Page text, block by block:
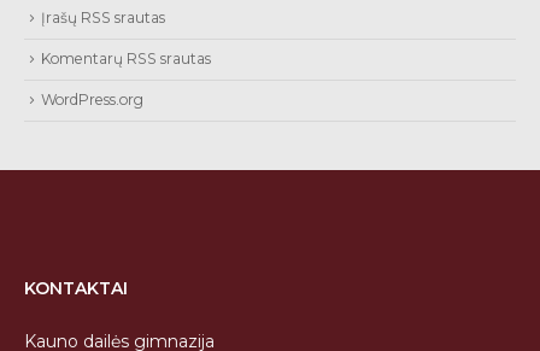
Įrašų RSS srautas
Komentarų RSS srautas
WordPress.org
KONTAKTAI
Kauno dailės gimnazija